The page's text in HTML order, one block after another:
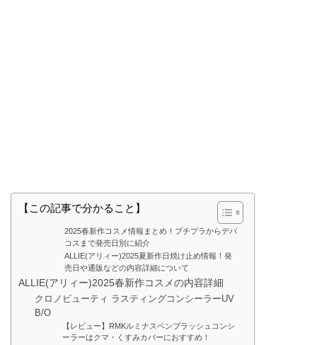
【この記事で分かること】
2025春新作コスメ情報まとめ！プチプラからデパ
コスまで発売日別に紹介
ALLIE(アリィー)2025夏新作日焼け止め情報！発
売日や通販などの内容詳細について
ALLIE(アリィー)2025春新作コスメの内容詳細
クロノビューティ ラスティングコンシーラーUV
B/O
【レビュー】RMKルミナスペンブラッシュコンシ
ーラーはクマ・くすみカバーにおすすめ！